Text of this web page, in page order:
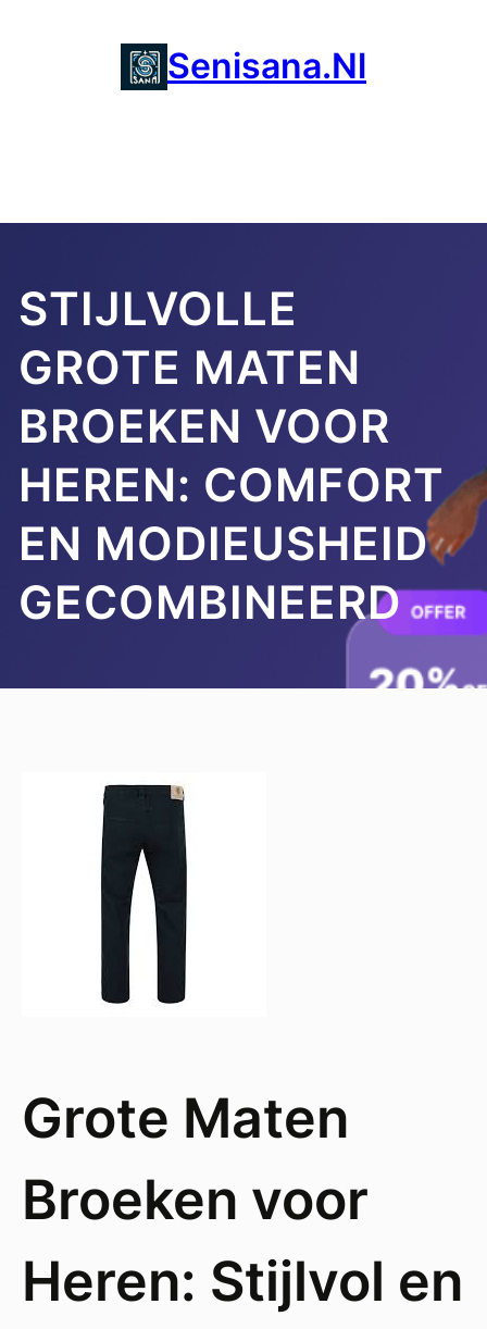
Senisana.nl
STIJLVOLLE
GROTE MATEN
BROEKEN VOOR
HEREN: COMFORT
EN MODIEUSHEID
GECOMBINEERD
Grote Maten
Broeken voor
Heren: Stijlvol en